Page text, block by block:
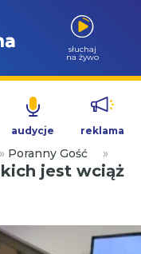
słuchaj
na żywo
audycje reklama
» Poranny Gość »
jest wciąż